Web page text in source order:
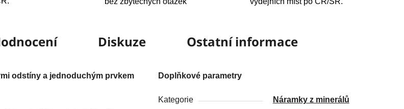
Diskuze Ostatní informace
odstíny a jednoduchým prvkem
Doplňkové parametry
Kategorie Náramky z minerálů